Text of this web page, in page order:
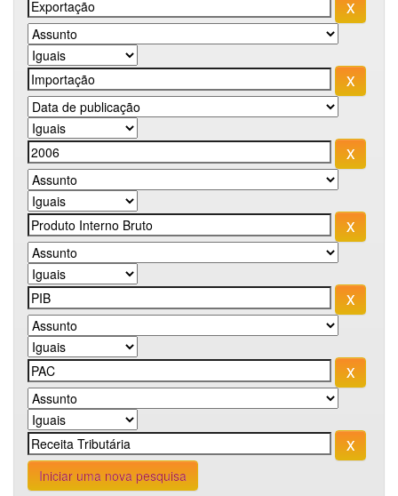
Iniciar uma nova pesquisa